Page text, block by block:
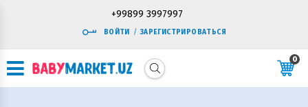
+99899 3997997
ВОЙТИ / ЗАРЕГИСТРИРОВАТЬСЯ
0